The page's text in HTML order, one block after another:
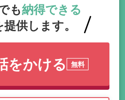
も納得できる
供します。
をかける 無料